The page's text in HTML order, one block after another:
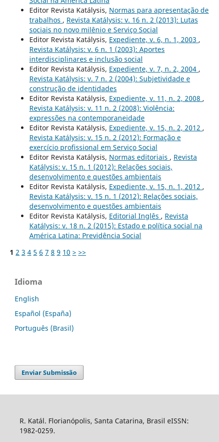
Editor Revista Katálysis, Normas para apresentação de
trabalhos , Revista Katálysis: v. 16 n. 2 (2013): Lutas
sociais no novo milênio e Serviço Social
Editor Revista Katálysis, Expediente, v. 6, n. 1, 2003 ,
Revista Katálysis: v. 6 n. 1 (2003): Aportes
interdisciplinares e inclusão social
Editor Revista Katálysis, Expediente, v. 7, n. 2, 2004 ,
Revista Katálysis: v. 7 n. 2 (2004): Subjetividade e
construção de identidades
Editor Revista Katálysis, Expediente, v. 11, n. 2, 2008 ,
Revista Katálysis: v. 11 n. 2 (2008): Violência:
expressões na contemporaneidade
Editor Revista Katálysis, Expediente, v. 15, n. 2, 2012 ,
Revista Katálysis: v. 15 n. 2 (2012): Formação e
exercício profissional em Serviço Social
Editor Revista Katálysis, Normas editoriais , Revista
Katálysis: v. 15 n. 1 (2012): Relações sociais,
desenvolvimento e questões ambientais
Editor Revista Katálysis, Expediente, v. 15, n. 1, 2012 ,
Revista Katálysis: v. 15 n. 1 (2012): Relações sociais,
desenvolvimento e questões ambientais
Editor Revista Katálysis, Editorial Inglês , Revista
Katálysis: v. 18 n. 2 (2015): Estado e política social na
América Latina: Previdência Social
1 2 3 4 5 6 7 8 9 10 > >>
Idioma
English
Español (España)
Português (Brasil)
Enviar Submissão
R. Katál. Florianópolis, Santa Catarina, Brasil eISSN:
1982-0259.